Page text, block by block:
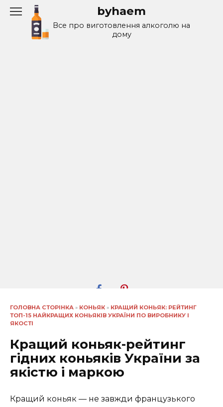
Перейти
содержанию
byhaem
Все про виготовлення алкоголю на
дому
ГОЛОВНА СТОРІНКА » КОНЬЯК » КРАЩИЙ КОНЬЯК: РЕЙТИНГ
ТОП-15 НАЙКРАЩИХ КОНЬЯКІВ УКРАЇНИ ПО ВИРОБНИКУ І
ЯКОСТІ
Кращий коньяк-рейтинг
гідних коньяків України за
якістю і маркою
Кращий коньяк — не завжди французького